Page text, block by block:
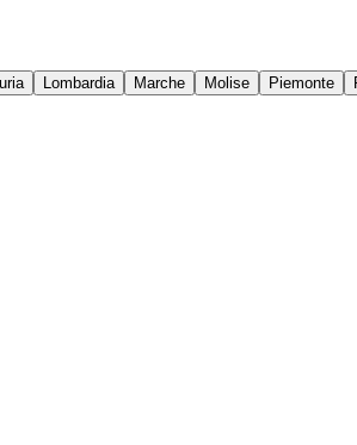
Lombardia Marche Molise Piemonte